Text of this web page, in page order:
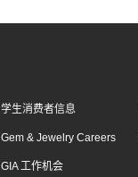
学生消费者信息
Gem & Jewelry Careers
GIA 工作机会